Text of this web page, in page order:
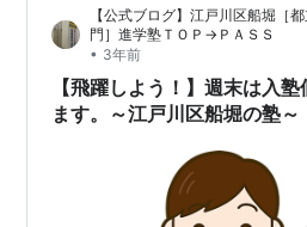
け閉めしづらい…
【公式ブログ】江戸川区船堀［
門］進学塾ＴＯＰ→ＰＡＳＳ 「
• 3年前
【飛躍しよう！】週末は入
ます。～江戸川区船堀の塾～